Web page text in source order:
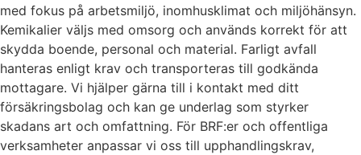
med fokus på arbetsmiljö, inomhusklimat och miljöhänsyn.
Kemikalier väljs med omsorg och används korrekt för att
skydda boende, personal och material. Farligt avfall
hanteras enligt krav och transporteras till godkända
mottagare. Vi hjälper gärna till i kontakt med ditt
försäkringsbolag och kan ge underlag som styrker
skadans art och omfattning. För BRF:er och offentliga
verksamheter anpassar vi oss till upphandlingskrav,